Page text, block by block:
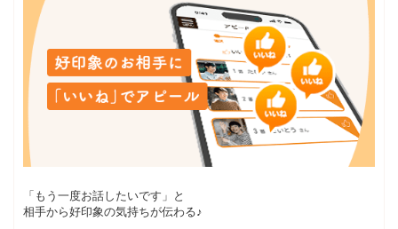
「もう一度お話したいです」と
相手から好印象の気持ちが伝わる♪